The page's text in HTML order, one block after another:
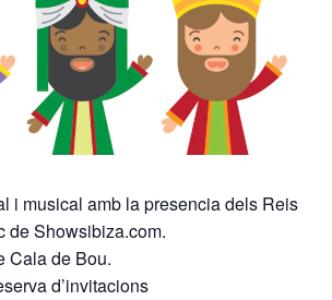
i musical amb la presencia dels Reis
de Showsibiza.com.
Cala de Bou.
d’invitacions